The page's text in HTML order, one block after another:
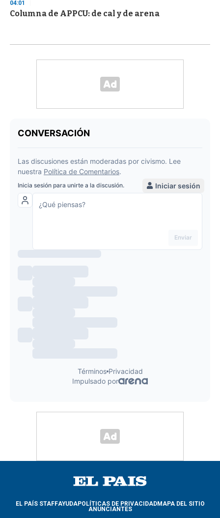
04:01
Columna de APPCU: de cal y de arena
EL PAÍS STAFFAYUDAPOLÍTICAS DE PRIVACIDADMAPA DEL SITIO
ANUNCIANTES